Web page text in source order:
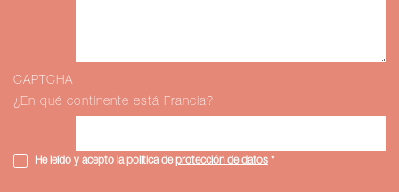
CAPTCHA
¿En qué continente está Francia?
He leído y acepto la política de protección de datos *